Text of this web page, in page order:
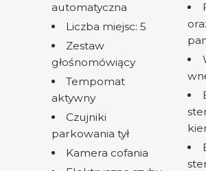
automatyczna
Liczba miejsc: 5
Zestaw
głośnomówiący
Tempomat
aktywny
Czujniki
parkowania tył
Kamera cofania